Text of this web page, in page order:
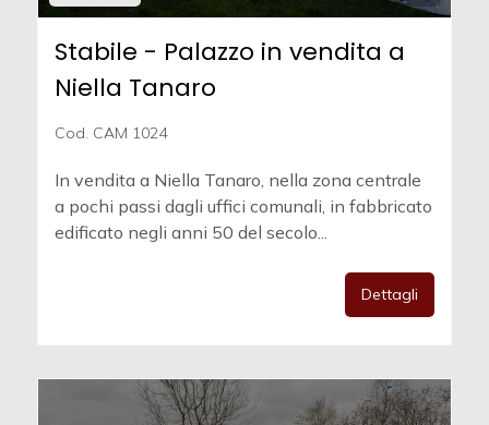
Stabile - Palazzo in vendita a
Niella Tanaro
Cod. CAM 1024
In vendita a Niella Tanaro, nella zona centrale
a pochi passi dagli uffici comunali, in fabbricato
edificato negli anni 50 del secolo...
Dettagli